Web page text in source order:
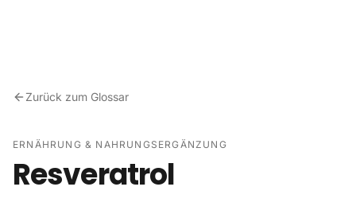
Zurück zum Glossar
ERNÄHRUNG & NAHRUNGSERGÄNZUNG
Resveratrol